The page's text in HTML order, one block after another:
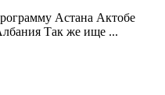
Астана Актобе
Так же ище ...